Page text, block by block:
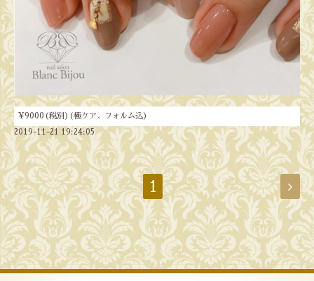
¥9000(税別)(極ケア、フォルム込)
2019-11-21 19:24:05
1